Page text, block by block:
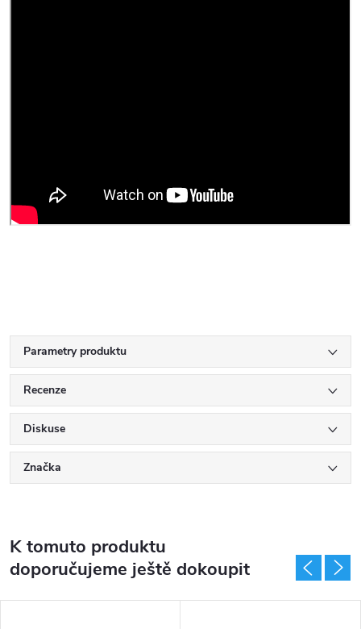
Parametry produktu
Recenze
Diskuse
Značka
K tomuto produktu
doporučujeme ještě dokoupit